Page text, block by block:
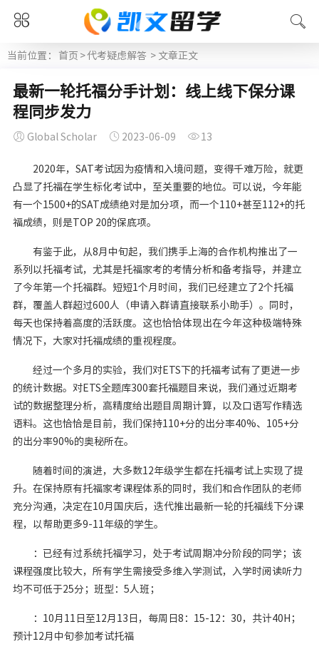
当前位置： 首页 >代考疑虑解答 > 文章正文
最新一轮托福分手计划：线上线下保分课
程同步发力
Global Scholar 2023-06-09 13
2020年，SAT考试因为疫情和入境问题，变得千难万险，就更
凸显了托福在学生标化考试中，至关重要的地位。可以说，今年能
有一个1500+的SAT成绩绝对是加分项，而一个110+甚至112+的托
福成绩，则是TOP 20的保底项。
有鉴于此，从8月中旬起，我们携手上海的合作机构推出了一
系列以托福考试，尤其是托福家考的考情分析和备考指导，并建立
了今年第一个托福群。短短1个月时间，我们已经建立了2个托福
群，覆盖人群超过600人（申请入群请直接联系小助手）。同时，
每天也保持着高度的活跃度。这也恰恰体现出在今年这种极端特殊
情况下，大家对托福成绩的重视程度。
经过一个多月的实验，我们对ETS下的托福考试有了更进一步
的统计数据。对ETS全题库300套托福题目来说，我们通过近期考
试的数据整理分析，高精度给出题目周期计算，以及口语写作精选
语料。这也恰恰是目前，我们保持110+分的出分率40%、105+分
的出分率90%的奥秘所在。
随着时间的演进，大多数12年级学生都在托福考试上实现了提
升。在保持原有托福家考课程体系的同时，我们和合作团队的老师
充分沟通，决定在10月国庆后，迭代推出最新一轮的托福线下分课
程，以帮助更多9-11年级的学生。
：已经有过系统托福学习，处于考试周期冲分阶段的同学；该
课程强度比较大，所有学生需接受多维入学测试，入学时阅读听力
均不可低于25分；班型：5人班；
：10月11日至12月13日，每周日8：15-12：30，共计40H；
预计12月中旬参加考试托福